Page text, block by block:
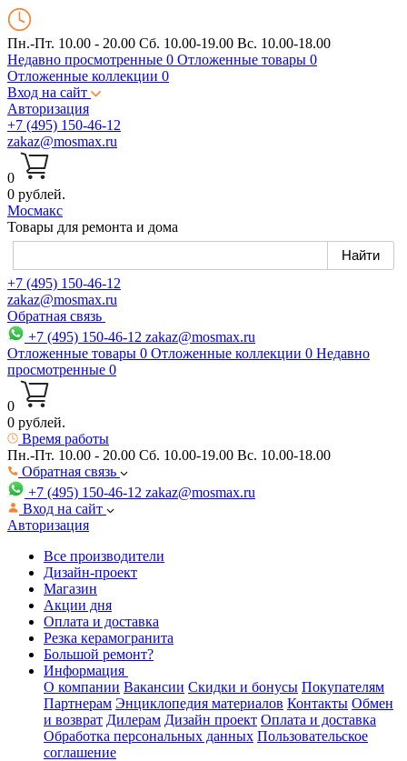
Пн.-Пт. 10.00 - 20.00 Сб. 10.00-19.00 Вс. 10.00-18.00
Недавно просмотренные 0 Отложенные товары 0
Отложенные коллекции 0
Вход на сайт
Авторизация
+7 (495) 150-46-12
zakaz@mosmax.ru
0
0 рублей.
Мосмакс
Товары для ремонта и дома
+7 (495) 150-46-12
zakaz@mosmax.ru
Обратная связь
+7 (495) 150-46-12 zakaz@mosmax.ru
Отложенные товары 0 Отложенные коллекции 0 Недавно
просмотренные 0
0
0 рублей.
Время работы
Пн.-Пт. 10.00 - 20.00 Сб. 10.00-19.00 Вс. 10.00-18.00
Обратная связь
+7 (495) 150-46-12 zakaz@mosmax.ru
Вход на сайт
Авторизация
Все производители
Дизайн-проект
Магазин
Акции дня
Оплата и доставка
Резка керамогранита
Большой ремонт?
Информация
О компании Вакансии Скидки и бонусы Покупателям
Партнерам Энциклопедия материалов Контакты Обмен
и возврат Дилерам Дизайн проект Оплата и доставка
Обработка персональных данных Пользовательское
соглашение